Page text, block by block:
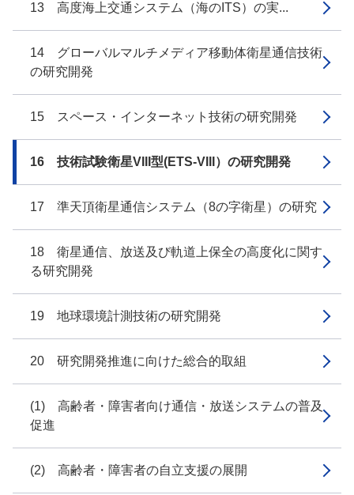
13 高度海上交通システム（海のITS）の実...
14 グローバルマルチメディア移動体衛星通信技術
の研究開発
15 スペース・インターネット技術の研究開発
16 技術試験衛星VIII型(ETS-VIII）の研究開発
17 準天頂衛星通信システム（8の字衛星）の研究
18 衛星通信、放送及び軌道上保全の高度化に関す
る研究開発
19 地球環境計測技術の研究開発
20 研究開発推進に向けた総合的取組
(1) 高齢者・障害者向け通信・放送システムの普及
促進
(2) 高齢者・障害者の自立支援の展開